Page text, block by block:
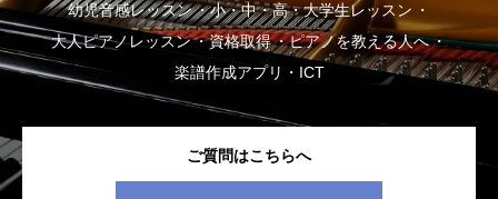
幼児音感レッスン
小・中・高・大学生レッスン
大人ピアノレッスン
資格取得
ピアノを教える人へ
楽譜作成アプリ・ICT
ご質問はこちらへ